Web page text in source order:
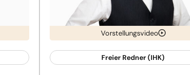
Vorstellungsvideo
Freier Redner (IHK)